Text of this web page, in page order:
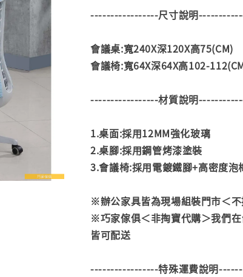
-----------------尺寸說明
會議桌:寬240X深120X高75(CM)
會議椅:寬64X深64X高102-
-----------------材質說明
1.桌面:採用12MM強化玻璃
2.桌腳:採用鋼管烤漆塗裝
3.會議椅:採用電鍍鐵腳+高密度
※辦公家具皆為現場組裝門市＜
※巧家傢俱＜非掏寶代購＞我們
皆可配送
-----------------特殊運費說明